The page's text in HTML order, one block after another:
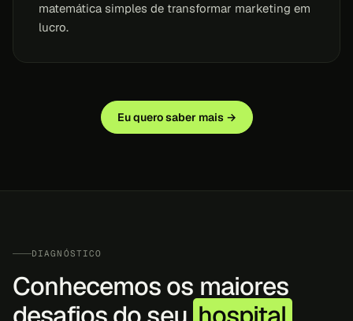
matemática simples de transformar marketing em
lucro.
Eu quero saber mais →
DIAGNÓSTICO
Conhecemos os maiores